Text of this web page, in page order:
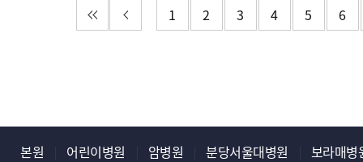
첫 페이지이전 페이지
1 2 3 4 5 6
본원 어린이병원 암병원 분당서울대병원 보라매병